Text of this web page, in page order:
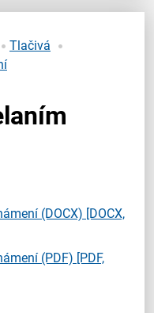
Tlačivá
(DOCX) [DOCX,
(PDF) [PDF,